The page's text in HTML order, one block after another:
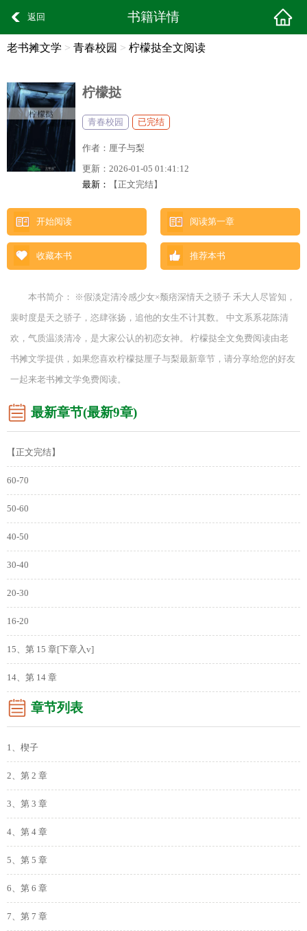
返回 书籍详情
老书摊文学 > 青春校园 > 柠檬挞全文阅读
柠檬挞
青春校园 已完结
作者： 厘子与梨
更新： 2026-01-05 01:41:12
最新：
【正文完结】
开始阅读 阅读第一章
收藏本书 推荐本书
本书简介： ※假淡定清冷感少女×颓痞深情天之骄子 禾大人尽皆知，
裴时度是天之骄子，恣肆张扬，追他的女生不计其数。 中文系系花陈清
欢，气质温淡清冷，是大家公认的初恋女神。 柠檬挞全文免费阅读由老
书摊文学提供，如果您喜欢柠檬挞厘子与梨最新章节，请分享给您的好友
一起来老书摊文学免费阅读。
最新章节(最新9章)
【正文完结】
60-70
50-60
40-50
30-40
20-30
16-20
15、第 15 章[下章入v]
14、第 14 章
章节列表
1、楔子
2、第 2 章
3、第 3 章
4、第 4 章
5、第 5 章
6、第 6 章
7、第 7 章